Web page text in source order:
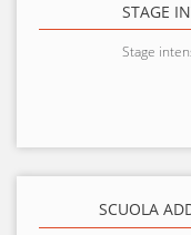
STAGE
Stage
SCUOLA